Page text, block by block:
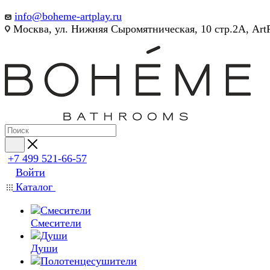
info@boheme-artplay.ru
Москва, ул. Нижняя Сыромятническая, 10 стр.2А,
+7 499 521-66-57
Войти
Каталог
Смесители
Души